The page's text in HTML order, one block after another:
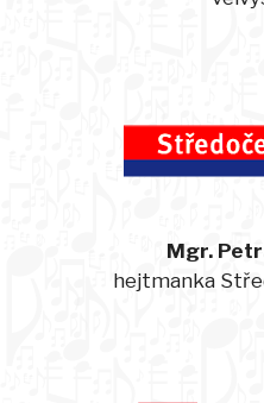
Mgr.
hejtmanka